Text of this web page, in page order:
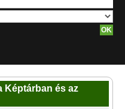
Képtárban és az